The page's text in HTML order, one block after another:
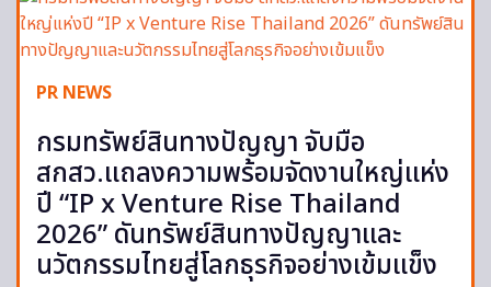
PR NEWS
กรมทรัพย์สินทางปัญญา จับมือ
สกสว.แถลงความพร้อมจัดงานใหญ่แห่ง
ปี “IP x Venture Rise Thailand
2026” ดันทรัพย์สินทางปัญญาและ
นวัตกรรมไทยสู่โลกธุรกิจอย่างเข้มแข็ง